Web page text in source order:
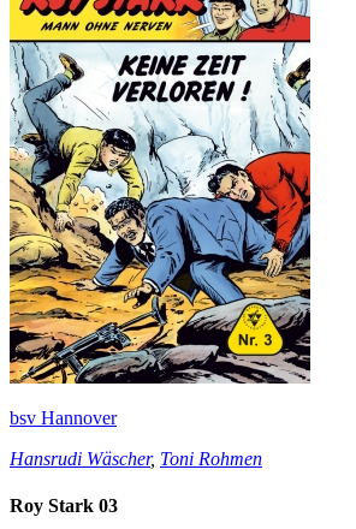
bsv Hannover
Hansrudi Wäscher, Toni Rohmen
Roy Stark 03